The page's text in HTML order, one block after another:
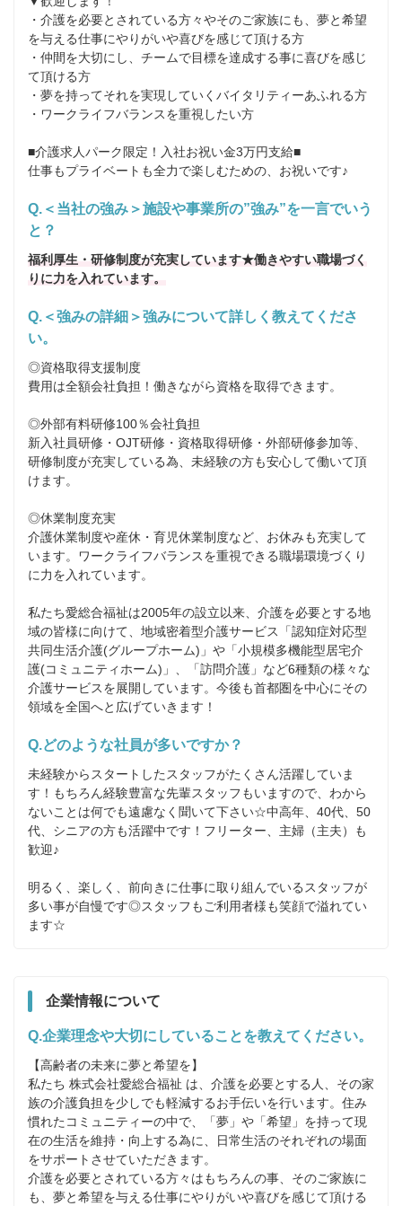
・介護を必要とされている方々やそのご家族にも、夢と希望
を与える仕事にやりがいや喜びを感じて頂ける方
・仲間を大切にし、チームで目標を達成する事に喜びを感じ
て頂ける方
・夢を持ってそれを実現していくバイタリティーあふれる方
・ワークライフバランスを重視したい方
■介護求人パーク限定！入社お祝い金3万円支給■
仕事もプライベートも全力で楽しむための、お祝いです♪
Q.＜当社の強み＞施設や事業所の”強み”を一言でいう
と？
福利厚生・研修制度が充実しています★働きやすい職場づく
りに力を入れています。
Q.＜強みの詳細＞強みについて詳しく教えてくださ
い。
◎資格取得支援制度
費用は全額会社負担！働きながら資格を取得できます。
◎外部有料研修100％会社負担
新入社員研修・OJT研修・資格取得研修・外部研修参加等、
研修制度が充実している為、未経験の方も安心して働いて頂
けます。
◎休業制度充実
介護休業制度や産休・育児休業制度など、お休みも充実して
います。ワークライフバランスを重視できる職場環境づくり
に力を入れています。
私たち愛総合福祉は2005年の設立以来、介護を必要とする地
域の皆様に向けて、地域密着型介護サービス「認知症対応型
共同生活介護(グループホーム)」や「小規模多機能型居宅介
護(コミュニティホーム)」、「訪問介護」など6種類の様々な
介護サービスを展開しています。今後も首都圏を中心にその
領域を全国へと広げていきます！
Q.どのような社員が多いですか？
未経験からスタートしたスタッフがたくさん活躍していま
す！もちろん経験豊富な先輩スタッフもいますので、わから
ないことは何でも遠慮なく聞いて下さい☆中高年、40代、50
代、シニアの方も活躍中です！フリーター、主婦（主夫）も
歓迎♪
明るく、楽しく、前向きに仕事に取り組んでいるスタッフが
多い事が自慢です◎スタッフもご利用者様も笑顔で溢れてい
ます☆
企業情報について
Q.企業理念や大切にしていることを教えてください。
【高齢者の未来に夢と希望を】
私たち 株式会社愛総合福祉 は、介護を必要とする人、その家
族の介護負担を少しでも軽減するお手伝いを行います。住み
慣れたコミュニティーの中で、「夢」や「希望」を持って現
在の生活を維持・向上する為に、日常生活のそれぞれの場面
をサポートさせていただきます。
介護を必要とされている方々はもちろんの事、そのご家族に
も、夢と希望を与える仕事にやりがいや喜びを感じて頂ける